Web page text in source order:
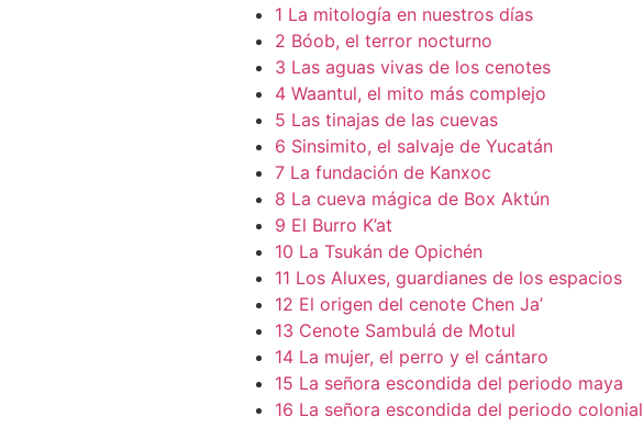
1 La mitología en nuestros días
2 Bóob, el terror nocturno
3 Las aguas vivas de los cenotes
4 Waantul, el mito más complejo
5 Las tinajas de las cuevas
6 Sinsimito, el salvaje de Yucatán
7 La fundación de Kanxoc
8 La cueva mágica de Box Aktún
9 El Burro K’at
10 La Tsukán de Opichén
11 Los Aluxes, guardianes de los espacios
12 El origen del cenote Chen Ja’
13 Cenote Sambulá de Motul
14 La mujer, el perro y el cántaro
15 La señora escondida del periodo maya
16 La señora escondida del periodo colonial